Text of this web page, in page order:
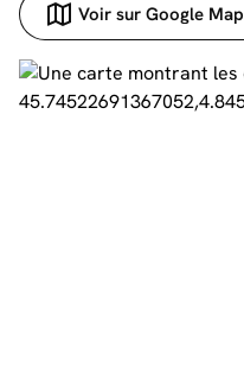
Voir sur Google Map